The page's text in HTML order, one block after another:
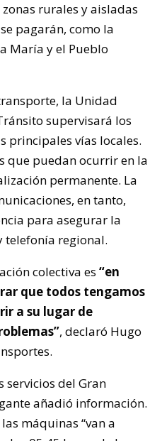
rurales y aisladas
pagarán, como la
María y el Pueblo
la Unidad
supervisará los
principales vías locales.
que puedan ocurrir en la
permanente. La
en tanto,
para asegurar la
telefonía regional.
colectiva es “en
que todos tengamos
a su lugar de
, declaró Hugo
servicios del Gran
añadió información.
máquinas “van a